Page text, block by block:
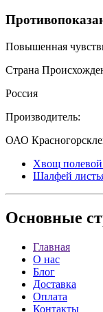
Повышенная
Страна
Россия
Производитель:
ОАО
Хвощ
Шалфей
Основные
Главная
О нас
Блог
Доставка
Оплата
Контакты